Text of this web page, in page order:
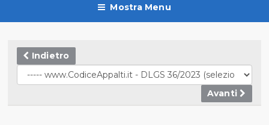
Mostra Menu
Indietro
Avanti